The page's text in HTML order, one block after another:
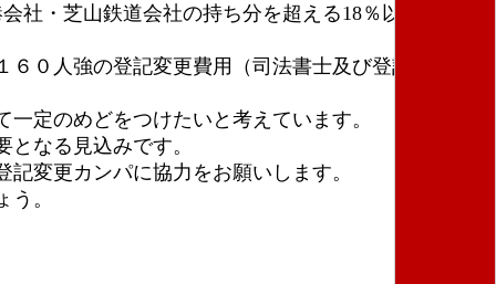
・芝山鉄道会社の持ち分を超える18％以上にする
０人強の登記変更費用（司法書士及び登記の費
定のめどをつけたいと考えています。
なる見込みです。
変更カンパに協力をお願いします。
。